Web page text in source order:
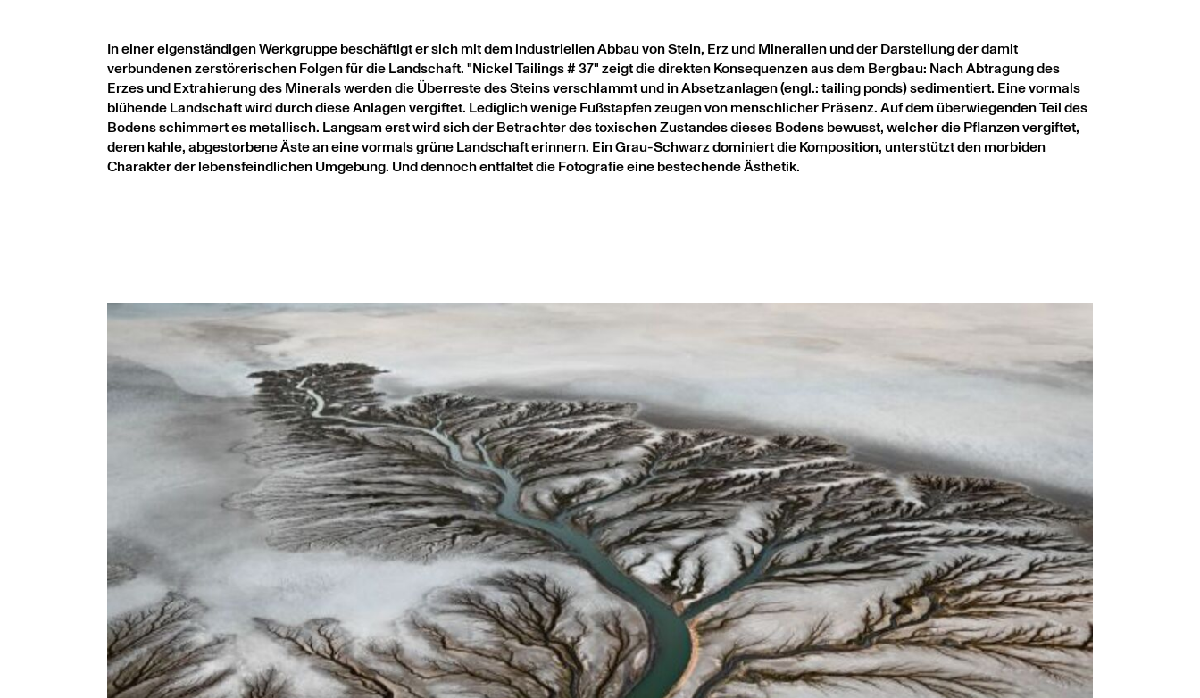
In einer eigenständigen Werkgruppe beschäftigt er sich mit dem industriellen Abbau von Stein, Erz und Mineralien und der Darstellung der damit
verbundenen zerstörerischen Folgen für die Landschaft. "Nickel Tailings # 37" zeigt die direkten Konsequenzen aus dem Bergbau: Nach Abtragung des
Erzes und Extrahierung des Minerals werden die Überreste des Steins verschlammt und in Absetzanlagen (engl.: tailing ponds) sedimentiert. Eine vormals
blühende Landschaft wird durch diese Anlagen vergiftet. Lediglich wenige Fußstapfen zeugen von menschlicher Präsenz. Auf dem überwiegenden Teil des
Bodens schimmert es metallisch. Langsam erst wird sich der Betrachter des toxischen Zustandes dieses Bodens bewusst, welcher die Pflanzen vergiftet,
deren kahle, abgestorbene Äste an eine vormals grüne Landschaft erinnern. Ein Grau-Schwarz dominiert die Komposition, unterstützt den morbiden
Charakter der lebensfeindlichen Umgebung. Und dennoch entfaltet die Fotografie eine bestechende Ästhetik.